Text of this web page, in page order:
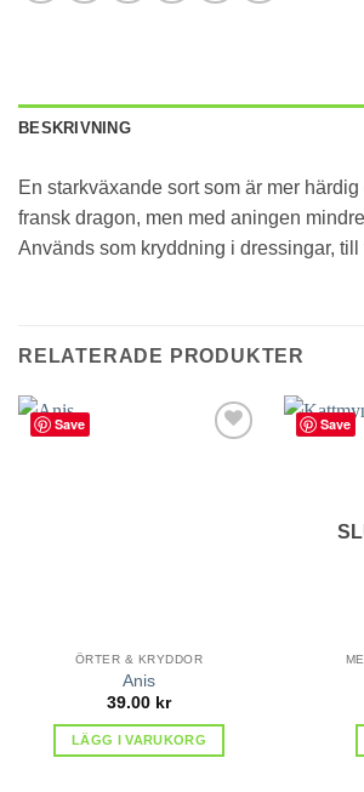
BESKRIVNING
En starkväxande sort som är mer
fransk dragon, men med aningen
Används som kryddning i dressingar, till
RELATERADE PRODUKTER
Save
ÖRTER & KRYDDOR
Anis
39.00 kr
LÄGG I VARUKORG
Save